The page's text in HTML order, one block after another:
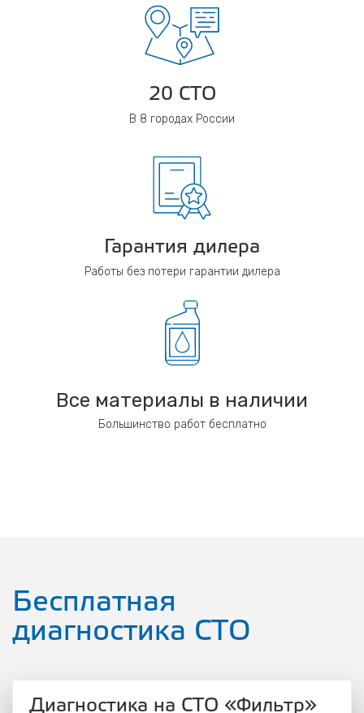
20 СТО
В 8 городах России
Гарантия дилера
Работы без потери гарантии дилера
Все материалы в наличии
Большинство работ бесплатно
Бесплатная
диагностика СТО
Диагностика на СТО «Фильтр»